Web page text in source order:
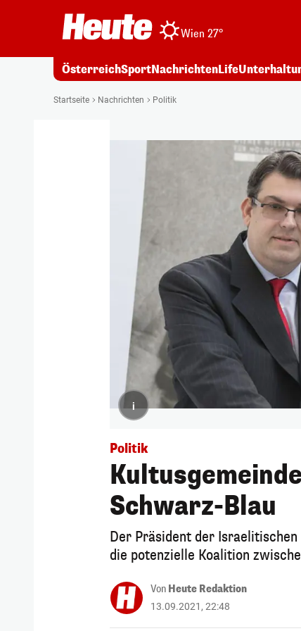
Wien 27°
ÖsterreichSportNachrichtenLife
Startseite Nachrichten Politik
i
Politik
Schwarz-Blau
Der Präsident der
die potenzielle Koalition
Von Heute Redaktion
13.09.2021, 22:48